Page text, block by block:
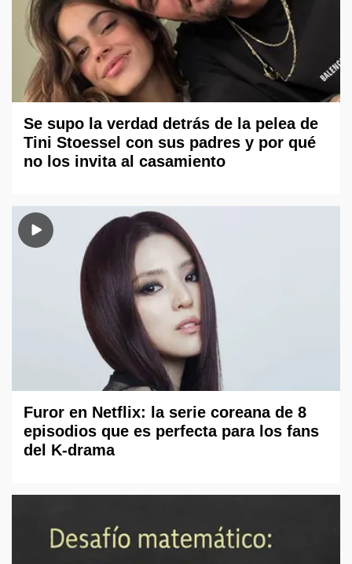
Se supo la verdad detrás de la pelea de
Tini Stoessel con sus padres y por qué
no los invita al casamiento
Furor en Netflix: la serie coreana de 8
episodios que es perfecta para los fans
del K-drama